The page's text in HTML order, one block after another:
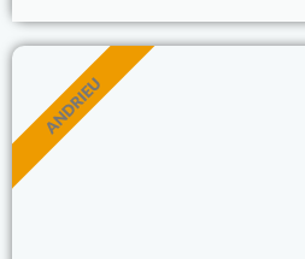
ANDRIEU